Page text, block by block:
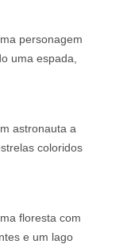
personagem
uma espada,
astronauta a
coloridos
floresta com
e um lago